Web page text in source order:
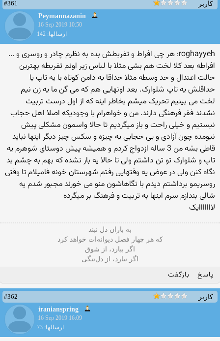
کاربر
#361
Peymannazanin
16 Sep 2019 10:50
ارسالها: 142
roghayyeh: هر چی افراط و تفربطش بده به نظرم چادر و روسری و ...
افراطه بعد کلا لخت هم بشی مثلا با لباس زیر اونم تفریطه بهترین
حالت اعتدال و حد وسطه مثلا حداقا یه دامن کوتاه با یه تاپ یا
حداقلش یه تاپ شلوارک. بعد اونهایی هم که می گن ما یه زن نیم
لخت می بینیم تحریک میشم بخاطر اینه که از اول درست تربیت
نشدند فقر فرهنگی دارند. من و خواهرام با وجودیکه اصلا اهل حجاب
نیستیم و خیلی راحت و باز میگردیم تا حالا واسمون مشکلی پیش
نیومده چون آزادی و بی حجابی یه چیزه و سکس چیز دیگر اینها نباید
قاطی بشه من 3 ساله ازدواج کردم و همیشه پیش دوستای شوهرم یه
تاپ و شلوارک تو تن داشتم ولی تا حالا یه بار نشده که بهم به چشم بد
نگاه کنن ولی در عوض یه وقتهایی رفتم شهرستان خونه فامیلام تا وقتی
روسریمو برداشتم دیدم با نگاهاشون منو می خورند مجبور شدم یه
شالی بندازم سرم اینها به تربیت و فرهنگ بر میگرده
لااااااایک
به باران دل نبند
که هر چهار فصل دیوانه‌ات خواهد کرد
اگر ببارد، از شوق
اگر نبارد، از دل‌تنگی
پاسخ بازگفت
کاربر
#362
iranianspring
16 Sep 2019 16:09
ارسالها: 73